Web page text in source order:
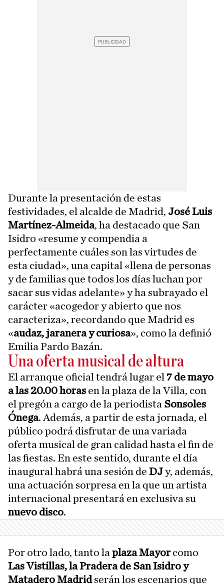
Durante la presentación de estas
festividades, el alcalde de Madrid, José Luis
Martínez-Almeida, ha destacado que San
Isidro «resume y compendia a
perfectamente cuáles son las virtudes de
esta ciudad», una capital «llena de personas
y de familias que todos los días luchan por
sacar sus vidas adelante» y ha subrayado el
carácter «acogedor y abierto que nos
caracteriza», recordando que Madrid es
«audaz, jaranera y curiosa», como la definió
Emilia Pardo Bazán.
Una oferta musical de altura
El arranque oficial tendrá lugar el 7 de mayo
a las 20.00horas en la plaza de la Villa, con
el pregón a cargo de la periodista Sonsoles
Ónega. Además, a partir de esta jornada, el
público podrá disfrutar de una variada
oferta musical de gran calidad hasta el fin de
las fiestas. En este sentido, durante el día
inaugural habrá una sesión de DJy, además,
una actuación sorpresa en la que un artista
internacional presentará en exclusiva su
nuevo disco.
Por otro lado, tanto la plaza Mayorcomo
Las Vistillas, la Pradera de San Isidro y
Matadero Madridserán los escenarios que